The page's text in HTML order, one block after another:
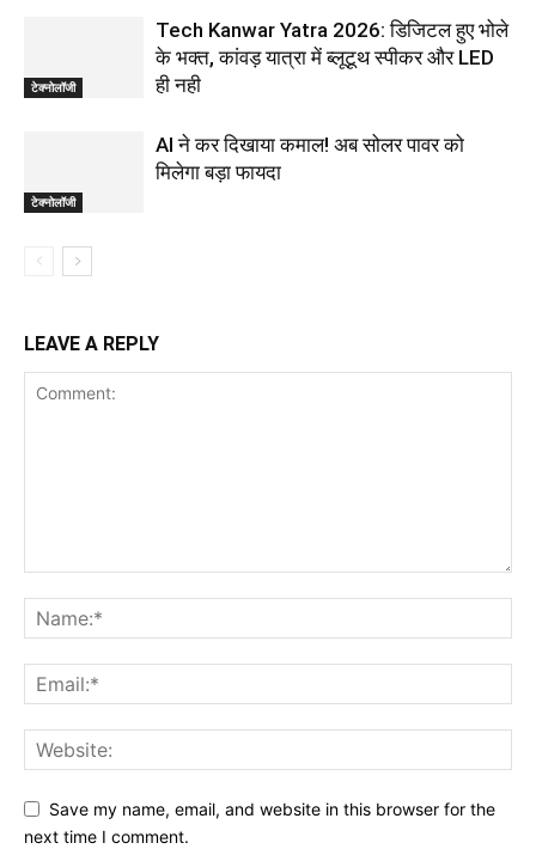
टेक्नोलॉजी
Tech Kanwar Yatra 2026: डिजिटल हुए भोले
के भक्त, कांवड़ यात्रा में ब्लूटूथ स्पीकर और LED
ही नही
टेक्नोलॉजी
AI ने कर दिखाया कमाल! अब सोलर पावर को
मिलेगा बड़ा फायदा
LEAVE A REPLY
Save my name, email, and website in this browser for the
next time I comment.